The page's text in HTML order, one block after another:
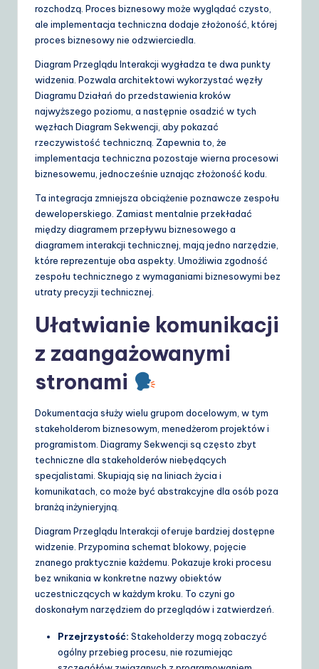
rozchodzą. Proces biznesowy może wyglądać czysto,
ale implementacja techniczna dodaje złożoność, której
proces biznesowy nie odzwierciedla.
Diagram Przeglądu Interakcji wygładza te dwa punkty
widzenia. Pozwala architektowi wykorzystać węzły
Diagramu Działań do przedstawienia kroków
najwyższego poziomu, a następnie osadzić w tych
węzłach Diagram Sekwencji, aby pokazać
rzeczywistość techniczną. Zapewnia to, że
implementacja techniczna pozostaje wierna procesowi
biznesowemu, jednocześnie uznając złożoność kodu.
Ta integracja zmniejsza obciążenie poznawcze zespołu
deweloperskiego. Zamiast mentalnie przekładać
między diagramem przepływu biznesowego a
diagramem interakcji technicznej, mają jedno narzędzie,
które reprezentuje oba aspekty. Umożliwia zgodność
zespołu technicznego z wymaganiami biznesowymi bez
utraty precyzji technicznej.
Ułatwianie komunikacji
z zaangażowanymi
stronami
Dokumentacja służy wielu grupom docelowym, w tym
stakeholderom biznesowym, menedżerom projektów i
programistom. Diagramy Sekwencji są często zbyt
techniczne dla stakeholderów niebędących
specjalistami. Skupiają się na liniach życia i
komunikatach, co może być abstrakcyjne dla osób poza
branżą inżynieryjną.
Diagram Przeglądu Interakcji oferuje bardziej dostępne
widzenie. Przypomina schemat blokowy, pojęcie
znanego praktycznie każdemu. Pokazuje kroki procesu
bez wnikania w konkretne nazwy obiektów
uczestniczących w każdym kroku. To czyni go
doskonałym narzędziem do przeglądów i zatwierdzeń.
Przejrzystość: Stakeholderzy mogą zobaczyć
ogólny przebieg procesu, nie rozumiejąc